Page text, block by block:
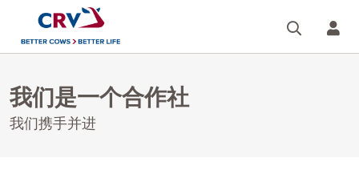
您
我们是一个合作社
我们携手并进